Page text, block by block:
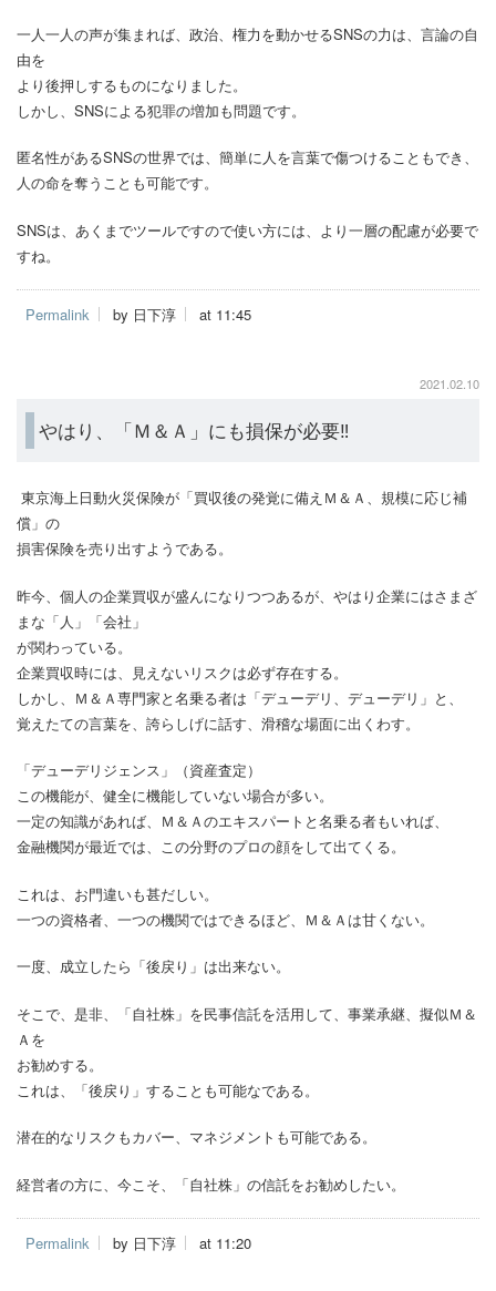
一人一人の声が集まれば、政治、権力を動かせるSNSの力は、言論の自
由を
より後押しするものになりました。
しかし、SNSによる犯罪の増加も問題です。
匿名性があるSNSの世界では、簡単に人を言葉で傷つけることもでき、
人の命を奪うことも可能です。
SNSは、あくまでツールですので使い方には、より一層の配慮が必要で
すね。
Permalink by 日下淳 at 11:45
2021.02.10
やはり、「Ｍ＆Ａ」にも損保が必要‼
東京海上日動火災保険が「買収後の発覚に備えＭ＆Ａ、規模に応じ補
償」の
損害保険を売り出すようである。
昨今、個人の企業買収が盛んになりつつあるが、やはり企業にはさまざ
まな「人」「会社」
が関わっている。
企業買収時には、見えないリスクは必ず存在する。
しかし、Ｍ＆Ａ専門家と名乗る者は「デューデリ、デューデリ」と、
覚えたての言葉を、誇らしげに話す、滑稽な場面に出くわす。
「デューデリジェンス」（資産査定）
この機能が、健全に機能していない場合が多い。
一定の知識があれば、Ｍ＆Ａのエキスパートと名乗る者もいれば、
金融機関が最近では、この分野のプロの顔をして出てくる。
これは、お門違いも甚だしい。
一つの資格者、一つの機関ではできるほど、Ｍ＆Ａは甘くない。
一度、成立したら「後戻り」は出来ない。
そこで、是非、「自社株」を民事信託を活用して、事業承継、擬似Ｍ＆
Ａを
お勧めする。
これは、「後戻り」することも可能なである。
潜在的なリスクもカバー、マネジメントも可能である。
経営者の方に、今こそ、「自社株」の信託をお勧めしたい。
Permalink by 日下淳 at 11:20